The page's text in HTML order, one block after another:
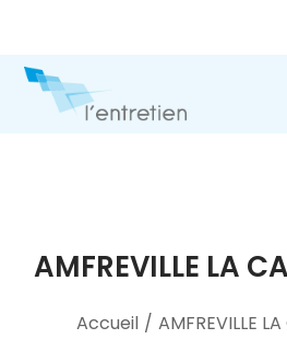
AMFREVILLE LA
Accueil / AMFREVILLE